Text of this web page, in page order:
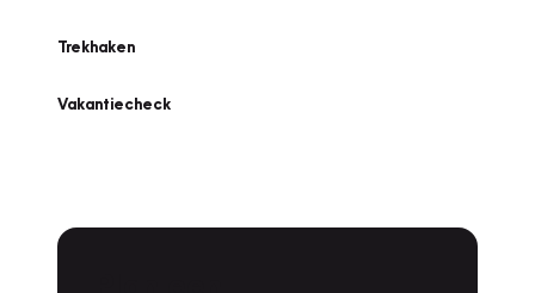
Trekhaken
Vakantiecheck